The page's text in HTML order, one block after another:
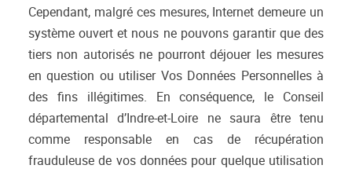
Cependant, malgré ces mesures, Internet demeure un
système ouvert et nous ne pouvons garantir que des
tiers non autorisés ne pourront déjouer les mesures
en question ou utiliser Vos Données Personnelles à
des fins illégitimes. En conséquence, le Conseil
départemental d’Indre-et-Loire ne saura être tenu
comme responsable en cas de récupération
frauduleuse de vos données pour quelque utilisation